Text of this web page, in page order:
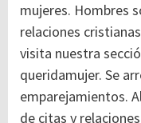
mujeres. Hombres
relaciones
visita nuestra
queridamujer. Se
emparejamientos.
de citas y